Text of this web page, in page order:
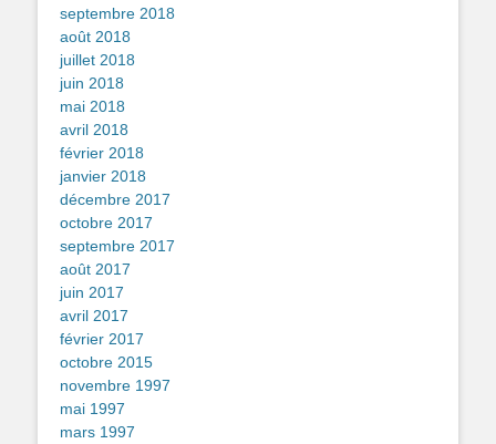
septembre 2018
août 2018
juillet 2018
juin 2018
mai 2018
avril 2018
février 2018
janvier 2018
décembre 2017
octobre 2017
septembre 2017
août 2017
juin 2017
avril 2017
février 2017
octobre 2015
novembre 1997
mai 1997
mars 1997